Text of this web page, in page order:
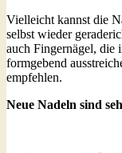
Vielleicht kannst die
selbst wieder
auch Fingernägel, die
formgebend
empfehlen.
Neue Nadeln sind